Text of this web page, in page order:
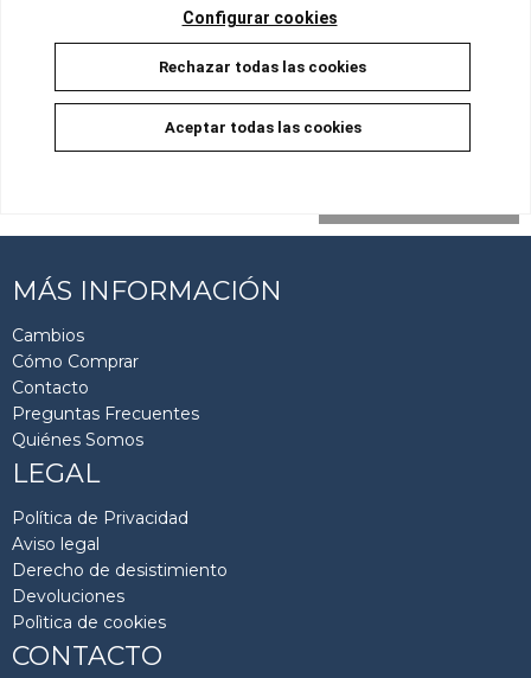
MÁS INFORMACIÓN
Cambios
Cómo Comprar
Contacto
Preguntas Frecuentes
Quiénes Somos
LEGAL
Política de Privacidad
Aviso legal
Derecho de desistimiento
Devoluciones
Polìtica de cookies
CONTACTO
Configurar cookies
Rechazar todas las cookies
Aceptar todas las cookies